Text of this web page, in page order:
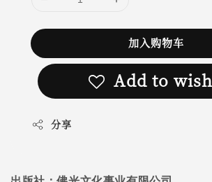
加入购物车
Add to
分享